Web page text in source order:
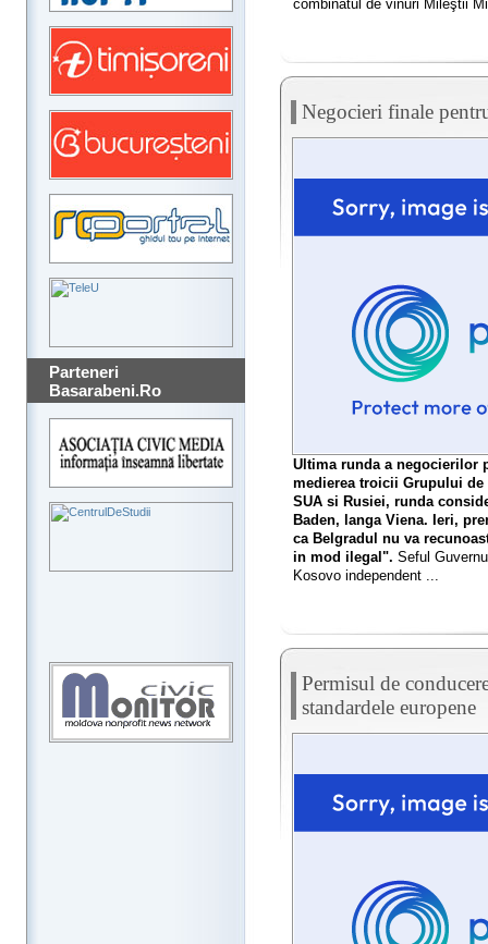
Parteneri
Basarabeni.Ro
combinatul de vinuri Mileştii
Negocieri finale
Ultima runda a negocierilor
medierea troicii Grupului de
SUA si Rusiei, runda
Baden, langa Viena. Ieri,
ca Belgradul nu va
in mod ilegal". Seful
Kosovo independent ...
Permisul de
standardele europene